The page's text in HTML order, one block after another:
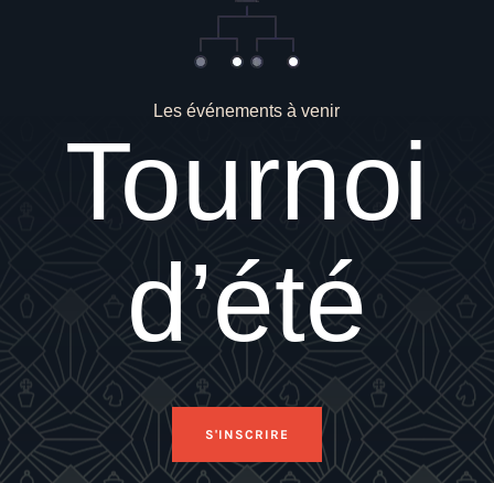
Les événements à venir
Tournoi
d’été
S'INSCRIRE